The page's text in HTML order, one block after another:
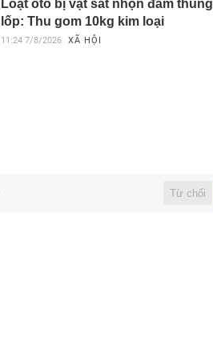
Loạt ôtô bị vật sắt nhọn đâm thủng
lốp: Thu gom 10kg kim loại
11:24 7/8/2026 XÃ HỘI
Từ chối